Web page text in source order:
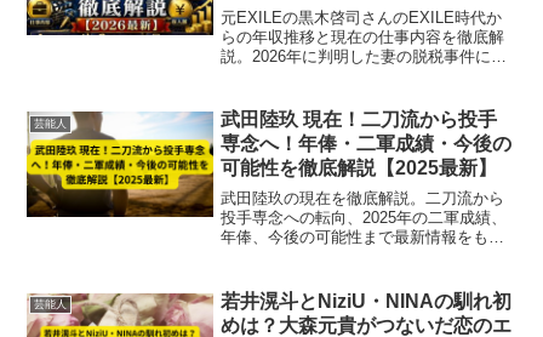
元EXILEの黒木啓司さんのEXILE時代か
らの年収推移と現在の仕事内容を徹底解
説。2026年に判明した妻の脱税事件によ
芸能人
武田陸玖 現在！二刀流から投手
専念へ！年俸・二軍成績・今後の
可能性を徹底解説【2025最新】
武田陸玖の現在を徹底解説。二刀流から
投手専念への転向、2025年の二軍成績、
年俸、今後の可能性まで最新情報をもと
芸能人
若井滉斗とNiziU・NINAの馴れ初
めは？大森元貴がつないだ恋のエ